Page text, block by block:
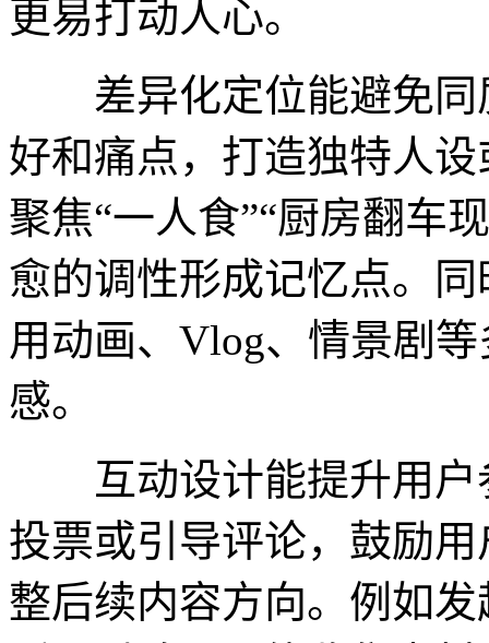
更易打动人心。
差异化定位能避免同
好和痛点，打造独特人
聚焦“一人食”“厨房翻车
愈的调性形成记忆点。
用动画、Vlog、情景剧
感。
互动设计能提升用户
投票或引导评论，鼓励
整后续内容方向。例如